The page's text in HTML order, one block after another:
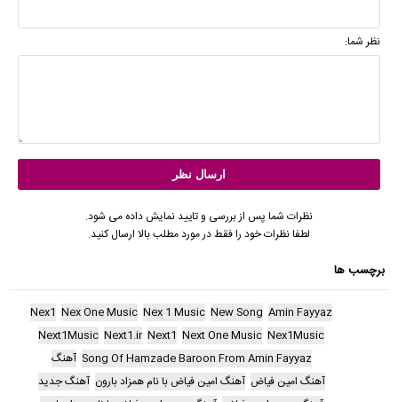
نظر شما:
نظرات شما پس از بررسی و تایید نمایش داده می شود.
لطفا نظرات خود را فقط در مورد مطلب بالا ارسال کنید.
برچسب ها
Amin Fayyaz
New Song
Nex 1 Music
Nex One Music
Nex1
Nex1Music
Next One Music
Next1
Next1.ir
Next1Music
Song Of Hamzade Baroon From Amin Fayyaz آهنگ
آهنگ امین فیاض آهنگ امین فیاض با نام همزاد بارون آهنگ جدید